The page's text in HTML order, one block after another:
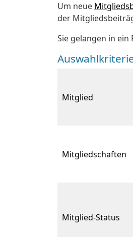
Um neue
der
Sie gelangen in
Mitglied
Mitgliedschaften
Mitglied-Status